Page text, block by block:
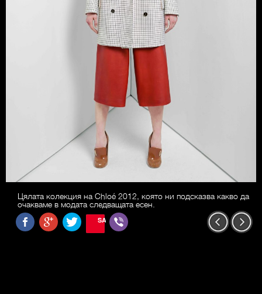
Цялата колекция на Chloé 2012, която ни подсказва какво да
очакваме в модата следващата есен.
SAVE